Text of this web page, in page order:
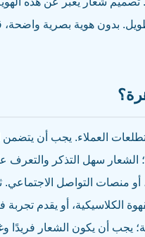
بدون هوية بصرية واضحة،
العملاء. يجب أن يتضمن
سهل التذكر والتعرف
منصات التواصل الاجتماعي.
الكلاسيكية، أو يقدم تجربة
يجب أن يكون الشعار فريدًا